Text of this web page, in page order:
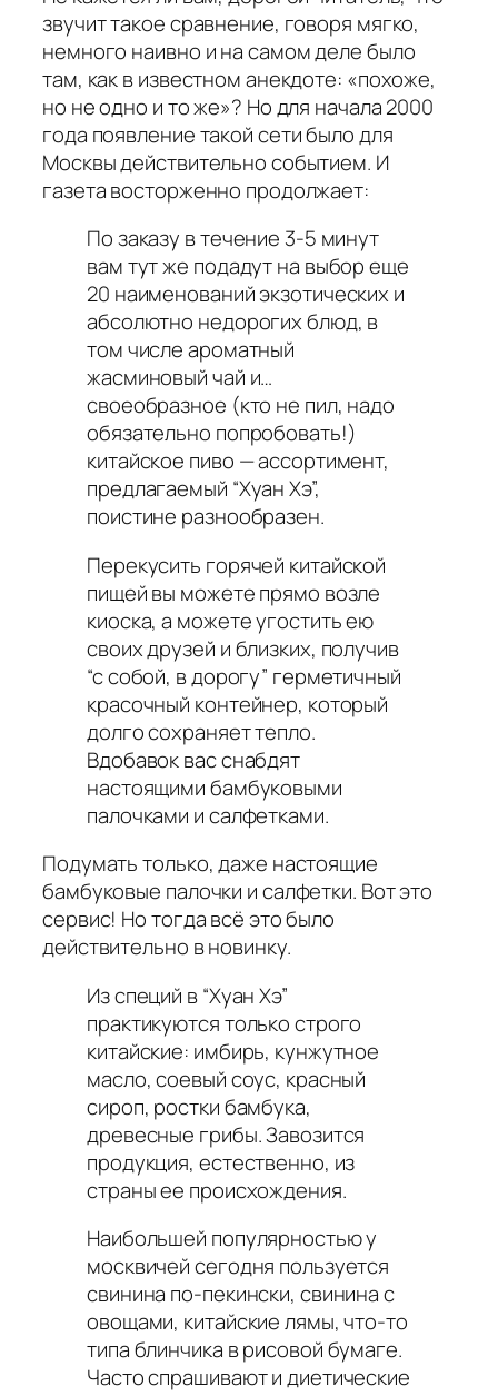
звучит такое сравнение, говоря мягко,
немного наивно и на самом деле было
там, как в известном анекдоте: «похоже,
но не одно и то же»? Но для начала 2000
года появление такой сети было для
Москвы действительно событием. И
газета восторженно продолжает:
По заказу в течение 3-5 минут
вам тут же подадут на выбор еще
20 наименований экзотических и
абсолютно недорогих блюд, в
том числе ароматный
жасминовый чай и…
своеобразное (кто не пил, надо
обязательно попробовать!)
китайское пиво — ассортимент,
предлагаемый “Хуан Хэ”,
поистине разнообразен.
Перекусить горячей китайской
пищей вы можете прямо возле
киоска, а можете угостить ею
своих друзей и близких, получив
“с собой, в дорогу” герметичный
красочный контейнер, который
долго сохраняет тепло.
Вдобавок вас снабдят
настоящими бамбуковыми
палочками и салфетками.
Подумать только, даже настоящие
бамбуковые палочки и салфетки. Вот это
сервис! Но тогда всё это было
действительно в новинку.
Из специй в “Хуан Хэ”
практикуются только строго
китайские: имбирь, кунжутное
масло, соевый соус, красный
сироп, ростки бамбука,
древесные грибы. Завозится
продукция, естественно, из
страны ее происхождения.
Наибольшей популярностью у
москвичей сегодня пользуется
свинина по-пекински, свинина с
овощами, китайские лямы, что-то
типа блинчика в рисовой бумаге.
Часто спрашивают и диетические